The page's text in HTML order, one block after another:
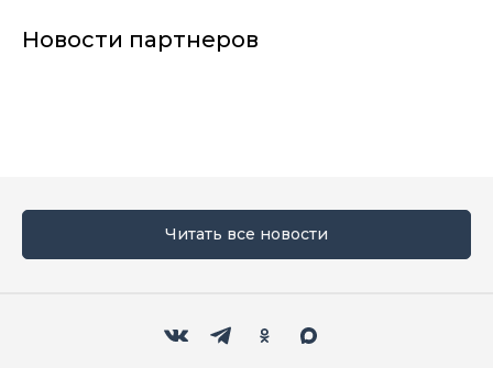
Новости партнеров
Читать все новости